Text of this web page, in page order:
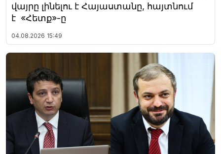
վայրը լինելու է Հայաստանը, հայտնում
է «Հետք»-ը
04.08.2026 15:49